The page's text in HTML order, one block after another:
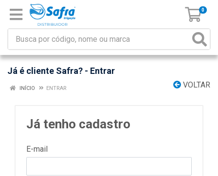
0
Já é cliente Safra? - Entrar
VOLTAR
INÍCIO ENTRAR
Já tenho cadastro
E-mail